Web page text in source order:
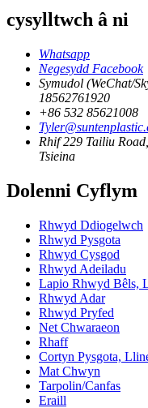
cysylltwch â ni
Whatsapp
Negesydd Facebook
Symudol (WeChat/
18562761920
+86 532 85621008
Rhif 229 Tailiu
Tsieina
Dolenni Cyflym
Rhwyd Ddiogelwch
Rhwyd ​​Pysgota
Rhwyd Cysgod
Rhwyd Adeiladu
Lapio Rhwyd ​​Bêls,
Rhwyd ​​Adar
Rhwyd ​​Pryfed
Net Chwaraeon
Rhaff
Cortyn Pysgota,
Mat Chwyn
Tarpolin/Canfas
Eraill